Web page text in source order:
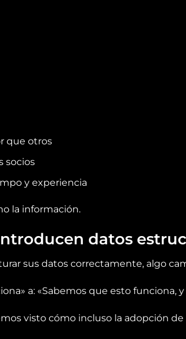
que otros
socios
y experiencia
la información.
datos
sus datos correctamente, algo
a: «Sabemos que esto funciona,
visto cómo incluso la adopción